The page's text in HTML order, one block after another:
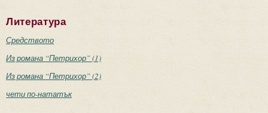
Литература
Средството
Из романа “Петрихор” (1)
Из романа “Петрихор” (2)
чети по-нататък